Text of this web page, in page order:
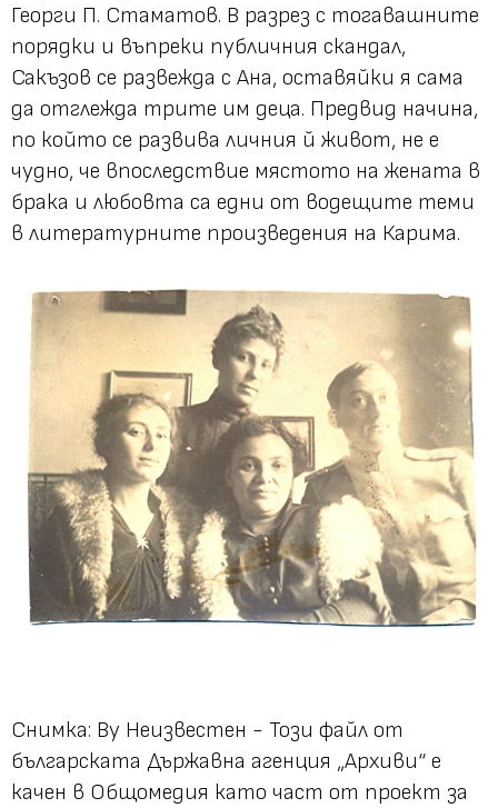
Георги П. Стаматов. В разрез с тогавашните
порядки и въпреки публичния скандал,
Сакъзов се развежда с Ана, оставяйки я сама
да отглежда трите им деца. Предвид начина,
по който се развива личния й живот, не е
чудно, че впоследствие мястото на жената в
брака и любовта са едни от водещите теми
в литературните произведения на Карима.
Снимка: By Неизвестен - Този файл от
българската Държавна агенция „Архиви“ е
качен в Общомедия като част от проект за